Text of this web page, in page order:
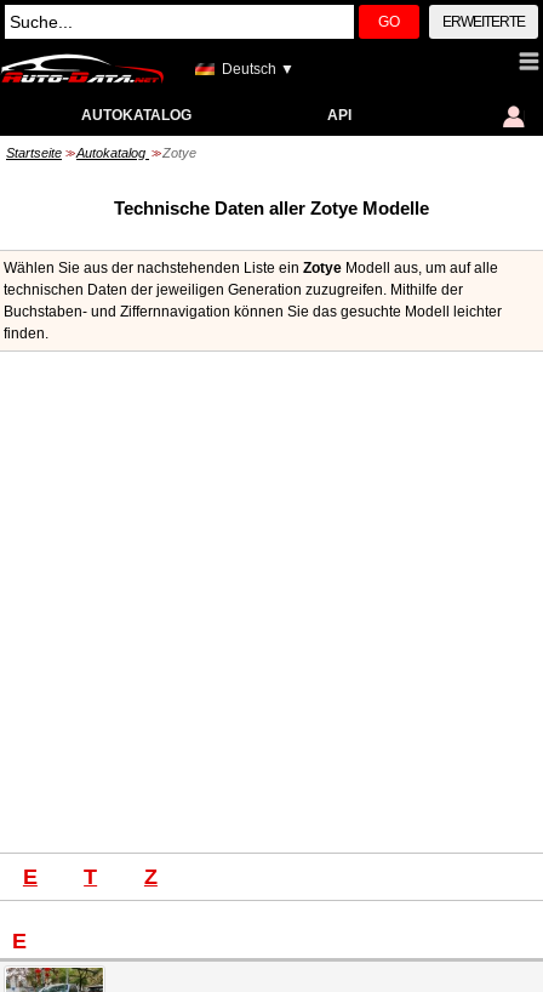
GO ERWEITERTE
Deutsch ▼
AUTOKATALOG API
Startseite >> Autokatalog >> Zotye
Technische Daten aller Zotye Modelle
Wählen Sie aus der nachstehenden Liste ein Zotye Modell aus, um auf alle
technischen Daten der jeweiligen Generation zuzugreifen. Mithilfe der
Buchstaben- und Ziffernnavigation können Sie das gesuchte Modell leichter
finden.
E T Z
E